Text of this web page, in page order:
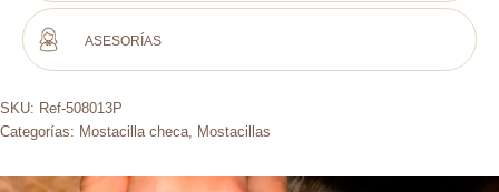
ASESORÍAS
SKU: Ref-508013P
Categorías: Mostacilla checa, Mostacillas